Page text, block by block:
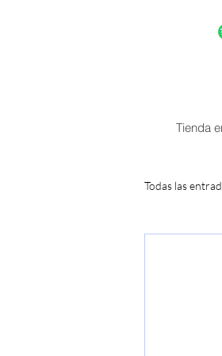
Tienda
Todas las